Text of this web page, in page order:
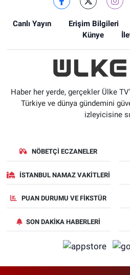
Canlı Yayın Erişim Bilgileri
Künye
Haber her yerde, gerçekler Ülke
Türkiye ve dünya gündemini
izleyicisine
NÖBETÇI ECZANELER
İSTANBUL NAMAZ VAKITLERI
PUAN DURUMU VE FIKSTÜR
SON DAKIKA HABERLERI